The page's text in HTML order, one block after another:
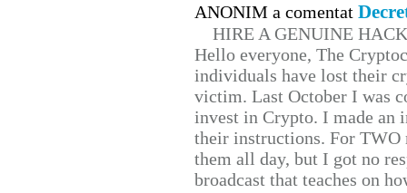
ANONIM a comentat
HIRE A GENUINE
Hello everyone, The
individuals have lost their
victim. Last October I was
invest in Crypto. I made
their instructions. For TWO
them all day, but I got no
broadcast that teaches on